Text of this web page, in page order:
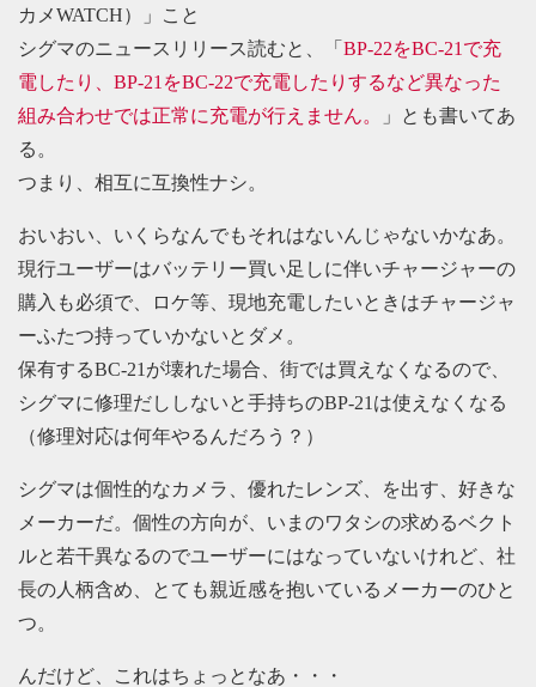
カメWATCH）」こと
シグマのニュースリリース読むと、「 BP-22をBC-21で充
電したり、BP-21をBC-22で充電したりするなど異なった
組み合わせでは正常に充電が行えません。
」とも書いてあ
る。
つまり、相互に互換性ナシ。
おいおい、いくらなんでもそれはないんじゃないかなあ。
現行ユーザーはバッテリー買い足しに伴いチャージャーの
購入も必須で、ロケ等、現地充電したいときはチャージャ
ーふたつ持っていかないとダメ。
保有するBC-21が壊れた場合、街では買えなくなるので、
シグマに修理だししないと手持ちのBP-21は使えなくなる
（修理対応は何年やるんだろう？）
シグマは個性的なカメラ、優れたレンズ、を出す、好きな
メーカーだ。個性の方向が、いまのワタシの求めるベクト
ルと若干異なるのでユーザーにはなっていないけれど、社
長の人柄含め、とても親近感を抱いているメーカーのひと
つ。
んだけど、これはちょっとなあ・・・